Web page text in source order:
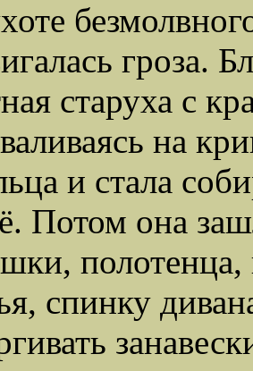
гроза.
старуха с
на
и стала
Потом она
полотенца,
спинку